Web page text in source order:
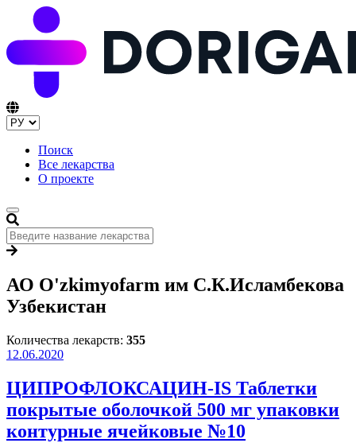
Поиск
Все лекарства
О проекте
АО O'zkimyofarm им С.К.Исламбекова
Узбекистан
Количества лекарств: 355
12.06.2020
ЦИПРОФЛОКСАЦИН-IS Таблетки
покрытые оболочкой 500 мг упаковки
контурные ячейковые №10